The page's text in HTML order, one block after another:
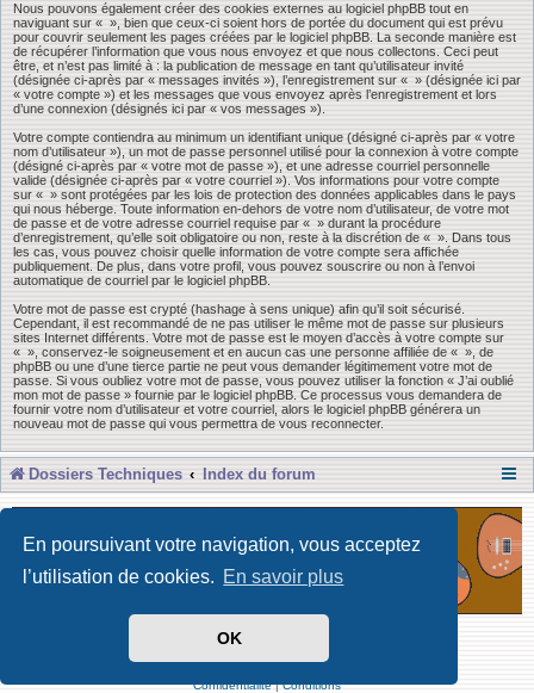
En poursuivant votre navigation, vous acceptez
l’utilisation de cookies. En savoir plus
OK
Nous pouvons également créer des cookies externes au logiciel phpBB tout en
naviguant sur « », bien que ceux-ci soient hors de portée du document qui est prévu
pour couvrir seulement les pages créées par le logiciel phpBB. La seconde manière est
de récupérer l’information que vous nous envoyez et que nous collectons. Ceci peut
être, et n’est pas limité à : la publication de message en tant qu’utilisateur invité
(désignée ci-après par « messages invités »), l’enregistrement sur « » (désignée ici par
« votre compte ») et les messages que vous envoyez après l’enregistrement et lors
d’une connexion (désignés ici par « vos messages »).
Votre compte contiendra au minimum un identifiant unique (désigné ci-après par « votre
nom d’utilisateur »), un mot de passe personnel utilisé pour la connexion à votre compte
(désigné ci-après par « votre mot de passe »), et une adresse courriel personnelle
valide (désignée ci-après par « votre courriel »). Vos informations pour votre compte
sur « » sont protégées par les lois de protection des données applicables dans le pays
qui nous héberge. Toute information en-dehors de votre nom d’utilisateur, de votre mot
de passe et de votre adresse courriel requise par « » durant la procédure
d’enregistrement, qu’elle soit obligatoire ou non, reste à la discrétion de « ». Dans tous
les cas, vous pouvez choisir quelle information de votre compte sera affichée
publiquement. De plus, dans votre profil, vous pouvez souscrire ou non à l’envoi
automatique de courriel par le logiciel phpBB.
Votre mot de passe est crypté (hashage à sens unique) afin qu’il soit sécurisé.
Cependant, il est recommandé de ne pas utiliser le même mot de passe sur plusieurs
sites Internet différents. Votre mot de passe est le moyen d’accès à votre compte sur
« », conservez-le soigneusement et en aucun cas une personne affiliée de « », de
phpBB ou une d’une tierce partie ne peut vous demander légitimement votre mot de
passe. Si vous oubliez votre mot de passe, vous pouvez utiliser la fonction « J’ai oublié
mon mot de passe » fournie par le logiciel phpBB. Ce processus vous demandera de
fournir votre nom d’utilisateur et votre courriel, alors le logiciel phpBB générera un
nouveau mot de passe qui vous permettra de vous reconnecter.
Dossiers Techniques Index du forum
Développé par Forum Software © phpBB Limited
Traduit par phpBB-fr
Confidentialité|Conditions